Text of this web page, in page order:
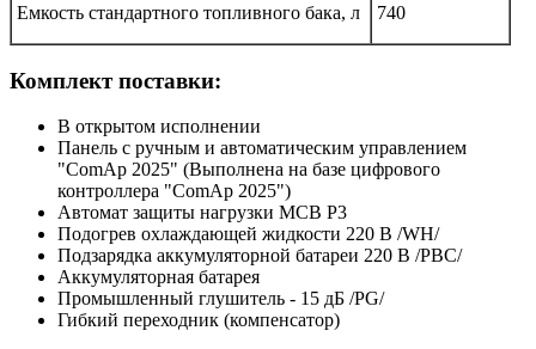
Емкость стандартного топливного бака, л 740
Комплект поставки:
В открытом исполнении
Панель с ручным и автоматическим управлением
"ComAp 2025" (Выполнена на базе цифрового
контроллера "ComAp 2025")
Автомат защиты нагрузки MCB P3
Подогрев охлаждающей жидкости 220 В /WH/
Подзарядка аккумуляторной батареи 220 В /PBC/
Аккумуляторная батарея
Промышленный глушитель - 15 дБ /PG/
Гибкий переходник (компенсатор)